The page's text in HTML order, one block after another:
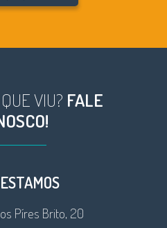
VIU? FALE
Píres Brito, 20